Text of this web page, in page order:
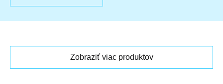
Zobraziť viac produktov